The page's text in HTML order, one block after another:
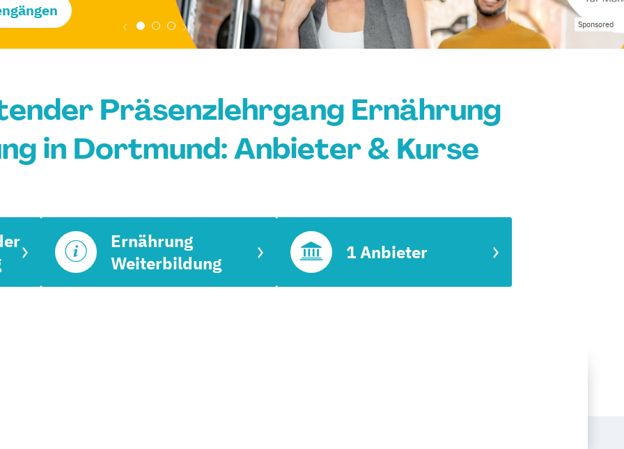
Sponsored
Präsenzlehrgang Ernährung
in Dortmund: Anbieter & Kurse
Ernährung
Weiterbildung
1 Anbieter